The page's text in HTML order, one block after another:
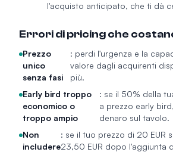
l'acquisto anticipato, che ti dà
Errori di pricing che
Prezzo
unico
senza fasi
: perdi l'urgenza e la
valore dagli acquirenti
più.
Early bird troppo
economico o
troppo ampio
: se il 50% della
a prezzo early
denaro sul tavolo.
Non
includere
: se il tuo prezzo di 20 EUR
23,50 EUR dopo l'aggiunta